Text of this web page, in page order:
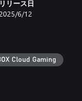
魔力を制御し、
とプレイスタイ
見せよ。試行錯誤
スターしよう… そ
るのだ。
リリース日
6/12
Cloud Gaming